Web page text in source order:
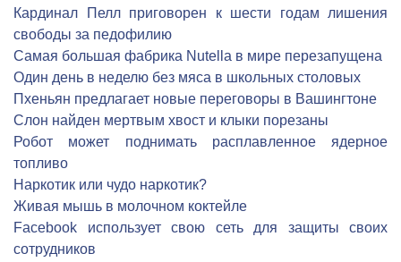
Кардинал Пелл приговорен к шести годам лишения
свободы за педофилию
Самая большая фабрика Nutella в мире перезапущена
Один день в неделю без мяса в школьных столовых
Пхеньян предлагает новые переговоры в Вашингтоне
Слон найден мертвым хвост и клыки порезаны
Робот может поднимать расплавленное ядерное
топливо
Наркотик или чудо наркотик?
Живая мышь в молочном коктейле
Facebook использует свою сеть для защиты своих
сотрудников